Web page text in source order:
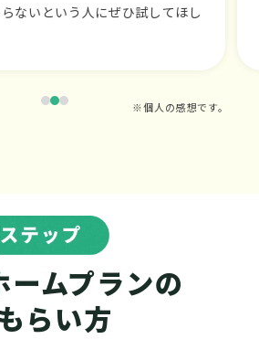
に使ってみて正解でした。
※個人の感想です。
ームプランの
らい方